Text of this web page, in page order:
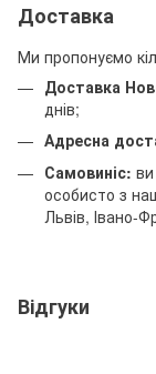
Доставка
Ми пропонуємо
Доставка
днів;
Адресна
Самовиніс:
особисто з
Львів, Івано-
Відгуки